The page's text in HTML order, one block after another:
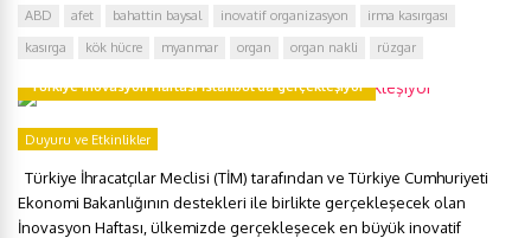
ABD afet bahattin baysal inovatif organizasyon
irma kasırgası
kasırga
kök hücre myanmar organ organ nakli rüzgar
Türkiye İnovasyon Haftası İstanbul’da gerçekleşiyor
Duyuru ve Etkinlikler
Türkiye İhracatçılar Meclisi (TİM) tarafından ve Türkiye Cumhuriyeti
Ekonomi Bakanlığının destekleri ile birlikte gerçekleşecek olan
İnovasyon Haftası, ülkemizde gerçekleşecek en büyük inovatif